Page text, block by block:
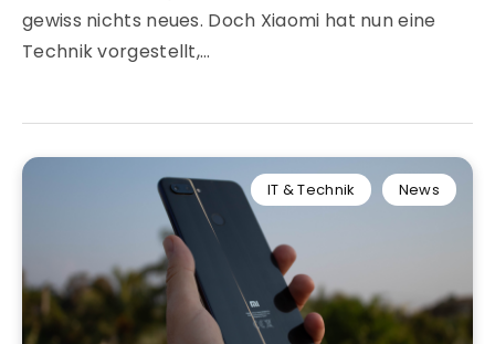
gewiss nichts neues. Doch Xiaomi hat nun eine
Technik vorgestellt,…
IT & Technik News